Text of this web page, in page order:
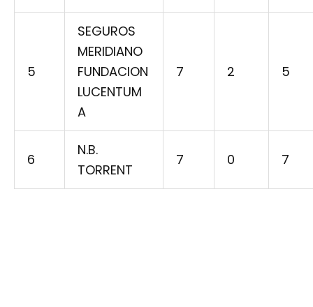
5
SEGUROS
MERIDIANO
FUNDACION
LUCENTUM
A
7 2 5
6
N.B.
TORRENT
7 0 7